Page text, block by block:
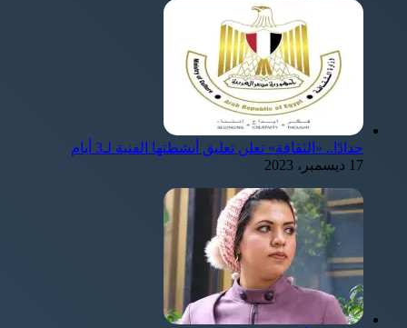
حدادًا.. «الثقافة» تعلن تعليق أنشطتها الفنية لـ3 أيام
17 ديسمبر، 2023